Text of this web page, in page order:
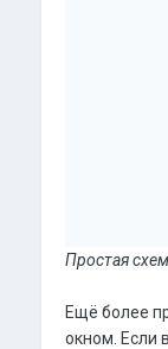
Простая
Ещё более
окном. Если